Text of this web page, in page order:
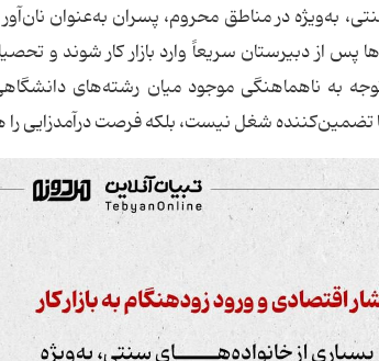
به‌ویژه در مناطق محروم، پسران به‌عنوان
از دبیرستان سریعاً وارد بازار کار شوند و
به ناهماهنگی موجود میان رشته‌های
شغل نیست، بلکه فرصت درآمدزایی را